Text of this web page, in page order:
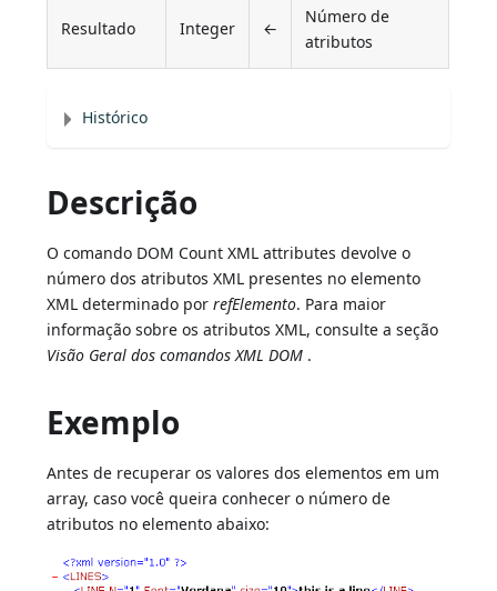
Resultado Integer ←
Número de
atributos
Histórico
Descrição
O comando DOM Count XML attributes devolve o
número dos atributos XML presentes no elemento
XML determinado porrefElemento. Para maior
informação sobre os atributos XML, consulte a seção
Visão Geral dos comandos XML DOM .
Exemplo
Antes de recuperar os valores dos elementos em um
array, caso você queira conhecer o número de
atributos no elemento abaixo: